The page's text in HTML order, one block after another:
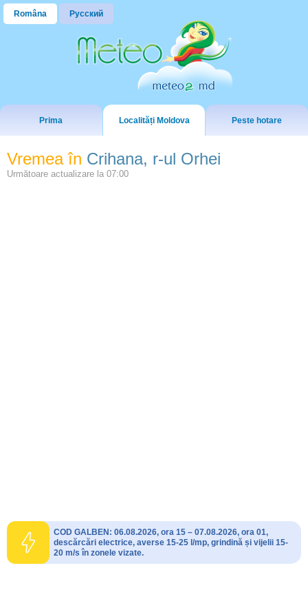
Româna Русский
Prima Localități Moldova Peste hotare
Vremea în Crihana, r-ul Orhei
Următoare actualizare la 07:00
COD GALBEN: 06.08.2026, ora 15 – 07.08.2026, ora 01,
descărcări electrice, averse 15-25 l/mp, grindină și vijelii 15-
20 m/s în zonele vizate.